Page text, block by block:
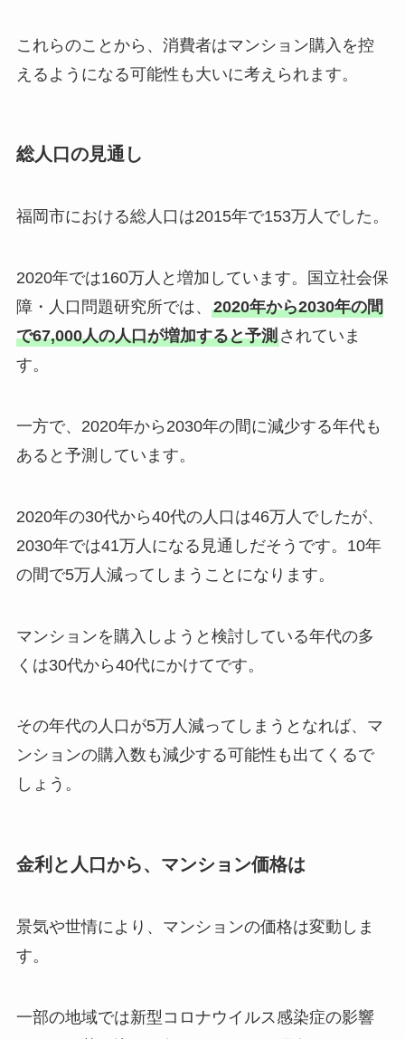
これらのことから、消費者はマンション購入を控
えるようになる可能性も大いに考えられます。
総人口の見通し
福岡市における総人口は2015年で153万人でした。
2020年では160万人と増加しています。国立社会保
障・人口問題研究所では、 2020年から2030年の間
で67,000人の人口が増加すると予測されていま
す。
一方で、2020年から2030年の間に減少する年代も
あると予測しています。
2020年の30代から40代の人口は46万人でしたが、
2030年では41万人になる見通しだそうです。10年
の間で5万人減ってしまうことになります。
マンションを購入しようと検討している年代の多
くは30代から40代にかけてです。
その年代の人口が5万人減ってしまうとなれば、マ
ンションの購入数も減少する可能性も出てくるで
しょう。
金利と人口から、マンション価格は
景気や世情により、マンションの価格は変動しま
す。
一部の地域では新型コロナウイルス感染症の影響